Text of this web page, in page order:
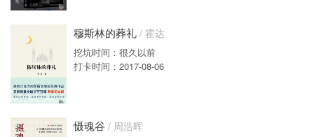
穆斯林的葬礼 / 霍达
挖坑时间：很久以前
打卡时间：2017-08-06
慑魂谷 / 周浩晖